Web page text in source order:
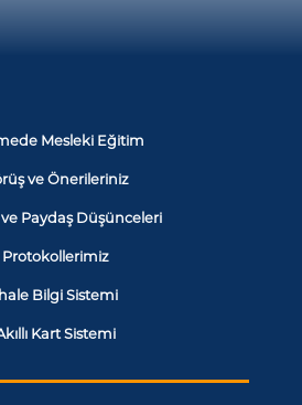
Mesleki Eğitim
ve Önerileriniz
Paydaş Düşünceleri
Protokollerimiz
Bilgi Sistemi
Kart Sistemi